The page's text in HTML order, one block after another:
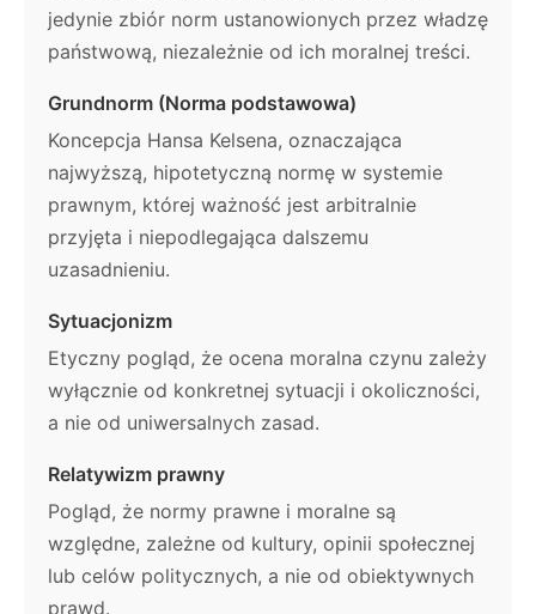
jedynie zbiór norm ustanowionych przez władzę
państwową, niezależnie od ich moralnej treści.
Grundnorm (Norma podstawowa)
Koncepcja Hansa Kelsena, oznaczająca
najwyższą, hipotetyczną normę w systemie
prawnym, której ważność jest arbitralnie
przyjęta i niepodlegająca dalszemu
uzasadnieniu.
Sytuacjonizm
Etyczny pogląd, że ocena moralna czynu zależy
wyłącznie od konkretnej sytuacji i okoliczności,
a nie od uniwersalnych zasad.
Relatywizm prawny
Pogląd, że normy prawne i moralne są
względne, zależne od kultury, opinii społecznej
lub celów politycznych, a nie od obiektywnych
prawd.